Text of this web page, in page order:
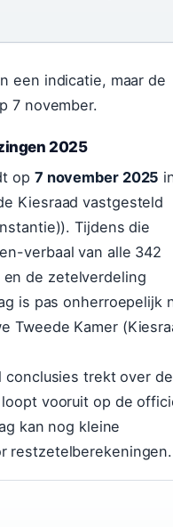
een indicatie, maar de
7 november.
2025
op 7 november 2025
Kiesraad vastgesteld
Tijdens die
verbaal van alle 342
de zetelverdeling
is pas onherroepelijk
Tweede Kamer
conclusies trekt over de
vooruit op de
kan nog kleine
restzetelberekeningen.